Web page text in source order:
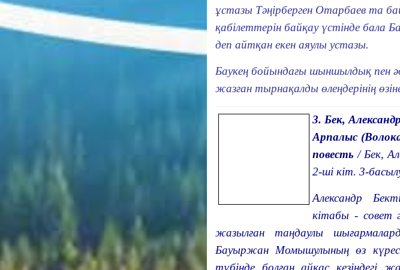
ұстазы Тәңірберген Отарбаев та
қабілеттерін байқау үстінде
деп айтқан екен аяулы устазы.
Баукең бойындағы шыншылдық пен
жазған тырнақалды өлеңдерінің
3. Бек, Александр
Арпалыс
повесть / Бек,
2-шi кiт. 3-
Александр
кітабы - совет
жазылған таңдаулы
Бауыржан Момышулының өз